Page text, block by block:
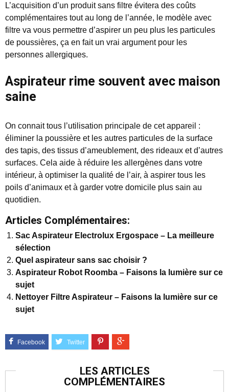
L’acquisition d’un produit sans filtre évitera des coûts
complémentaires tout au long de l’année, le modèle avec
filtre va vous permettre d’aspirer un peu plus les particules
de poussières, ça en fait un vrai argument pour les
personnes allergiques.
Aspirateur rime souvent avec maison
saine
On connait tous l’utilisation principale de cet appareil :
éliminer la poussière et les autres particules de la surface
des tapis, des tissus d’ameublement, des rideaux et d’autres
surfaces. Cela aide à réduire les allergènes dans votre
intérieur, à optimiser la qualité de l’air, à aspirer tous les
poils d’animaux et à garder votre domicile plus sain au
quotidien.
Articles Complémentaires:
Sac Aspirateur Electrolux Ergospace – La meilleure
sélection
Quel aspirateur sans sac choisir ?
Aspirateur Robot Roomba – Faisons la lumière sur ce
sujet
Nettoyer Filtre Aspirateur – Faisons la lumière sur ce
sujet
LES ARTICLES
COMPLÉMENTAIRES